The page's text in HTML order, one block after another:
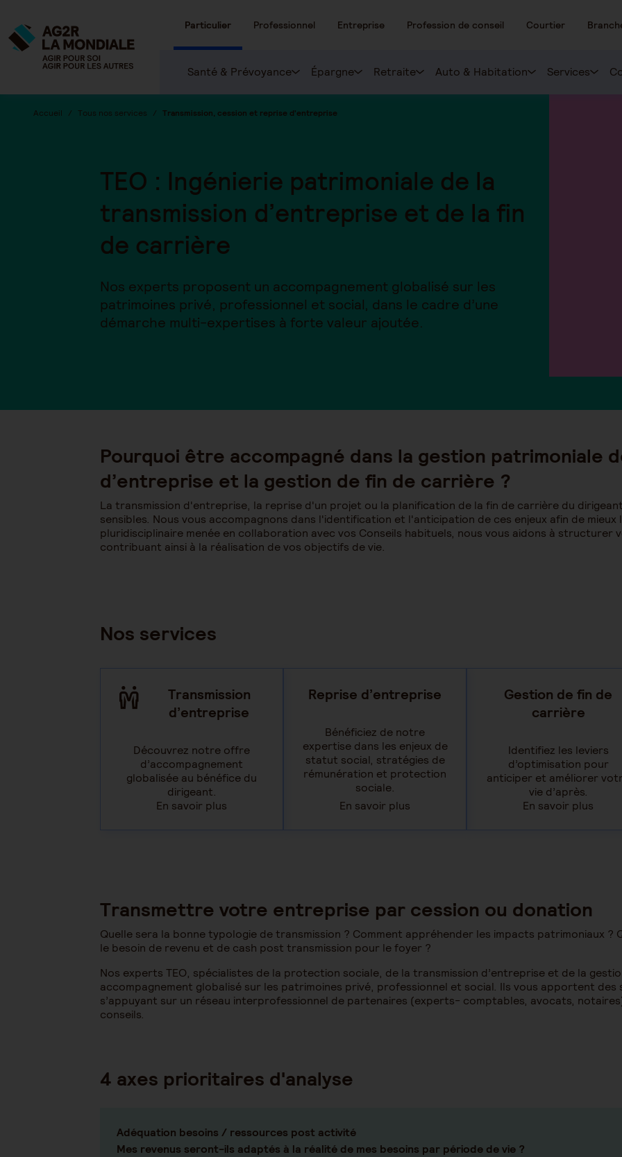
Particulier Professionnel Entreprise Profession de conseil Courtier
Santé & Prévoyance Épargne Retraite Auto & Habitation Services
Accueil Tous nos services Transmission, cession et reprise d'entreprise
TEO : Ingénierie patrimoniale de la
transmission d’entreprise et de la fin
de carrière
Nos experts proposent un accompagnement globalisé sur les
patrimoines privé, professionnel et social, dans le cadre d’une
démarche multi-expertises à forte valeur ajoutée.
Pourquoi être accompagné dans la gestion patrimoniale
d’entreprise et la gestion de fin de carrière ?
La transmission d'entreprise, la reprise d'un projet ou la planification de la fin de carrière du
sensibles. Nous vous accompagnons dans l'identification et l'anticipation de ces enjeux afin de
pluridisciplinaire menée en collaboration avec vos Conseils habituels, nous vous aidons à structurer
contribuant ainsi à la réalisation de vos objectifs de vie.
Nos services
Transmission
d’entreprise
Découvrez notre offre
d’accompagnement
globalisée au bénéfice du
dirigeant.
En savoir plus
Reprise d’entreprise
Bénéficiez de notre
expertise dans les enjeux de
statut social, stratégies de
rémunération et protection
sociale.
En savoir plus
Gestion de fin de
carrière
Identifiez les leviers
d’optimisation pour
anticiper et améliorer
vie d’après.
En savoir plus
Transmettre votre entreprise par cession ou donation
Quelle sera la bonne typologie de transmission ? Comment appréhender les impacts patrimoniaux ?
le besoin de revenu et de cash post transmission pour le foyer ?
Nos experts TEO, spécialistes de la protection sociale, de la transmission d’entreprise et de la
accompagnement globalisé sur les patrimoines privé, professionnel et social. Ils vous apportent des
s’appuyant sur un réseau interprofessionnel de partenaires (experts- comptables, avocats,
conseils.
4 axes prioritaires d'analyse
Adéquation besoins / ressources post activité
Mes revenus seront-ils adaptés à la réalité de mes besoins par période de vie ?